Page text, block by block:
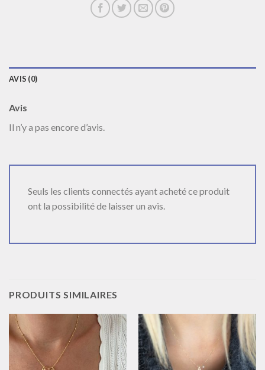
AVIS (0)
Avis
Il n’y a pas encore d’avis.
Seuls les clients connectés ayant acheté ce produit
ont la possibilité de laisser un avis.
PRODUITS SIMILAIRES